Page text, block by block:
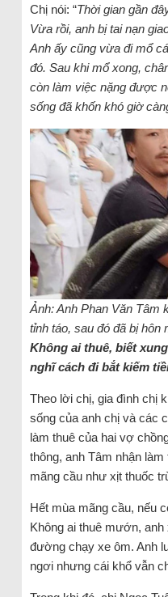
Chị nói: “Thời gian gần
Vừa rồi, anh bị tai nạn
Anh ấy cũng vừa đi mổ
đó. Sau khi mổ xong,
còn làm việc nặng được
sống đã khốn khó giờ
Ảnh: Anh Phan Văn Tâm
tỉnh táo, sau đó đã bị hôn
Không ai thuê, biết
nghĩ cách đi bắt kiếm
Theo lời chị, gia đình chị
sống của anh chị và các
làm thuê của hai vợ
thông, anh Tâm nhận
mãng cầu như xịt thuốc
Hết mùa mãng cầu, nếu
Không ai thuê mướn,
đường chạy xe ôm. Anh
ngơi nhưng cái khổ vẫn